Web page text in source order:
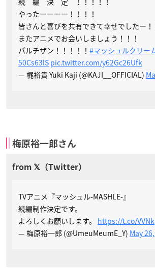
やったーーーー！！！！
皆さんと喜びを共有できて幸せでしたー！
またアニメでお会いしましょう！！！
パルチザン！！！！！ #マッシュルクリー
50Cs63lS pic.twitter.com/y62Gc26Ufk
— 梶裕貴 Yuki Kaji (@KAJI__OFFICIAL)
梅原裕一郎さん
TVアニメ『マッシュル-MASHLE-』
続編制作決定です。
よろしくお願いします。 https://t.co/
— 梅原裕一郎 (@UmeuMeumE_Y) May